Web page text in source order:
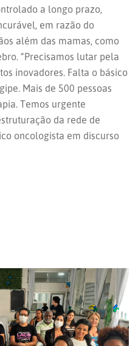
a longo prazo,
em razão do
além das mamas, como
“Precisamos lutar pela
inovadores. Falta o básico
Mais de 500 pessoas
Temos urgente
da rede de
oncologista em discurso